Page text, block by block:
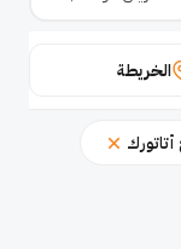
الخريطة